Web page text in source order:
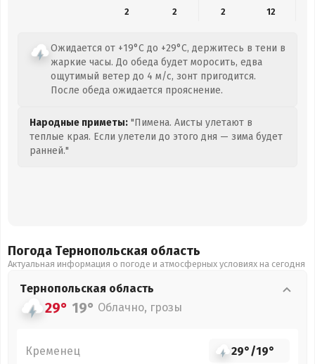
2
2 2 12
Ожидается от +19°C до +29°C, держитесь в тени в
жаркие часы. До обеда будет моросить, едва
ощутимый ветер до 4 м/с, зонт пригодится.
После обеда ожидается прояснение.
Народные приметы: "Пимена. Аисты улетают в
теплые края. Если улетели до этого дня — зима будет
ранней."
Погода Тернопольская область
Актуальная информация о погоде и атмосферных условиях на сегодня
Тернопольская область
29° 19° Облачно, грозы
Кременец 29°/19°